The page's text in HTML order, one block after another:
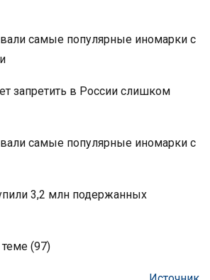
самые популярные иномарки с
запретить в России слишком
самые популярные иномарки с
3,2 млн подержанных
(97)